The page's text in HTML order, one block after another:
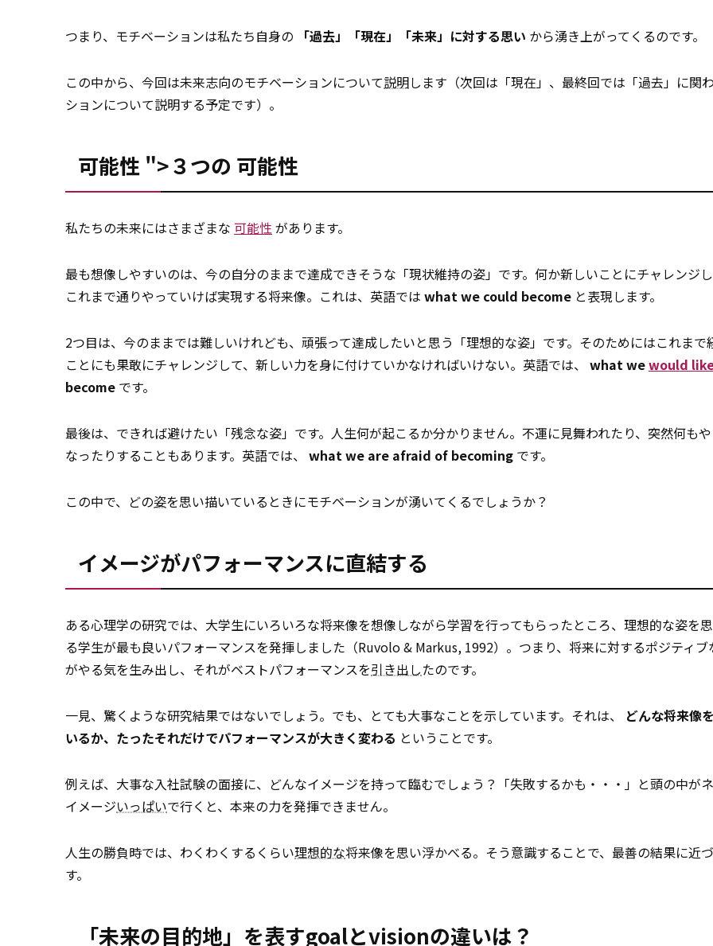
つまり、モチベーションは私たち自身の 「過去」「現在」「未来」に対する思い から湧き上がってくるのです。
この中から、今回は未来志向のモチベーションについて説明します（次回は「現在」、最終回では「過去」に関
ションについて説明する予定です）。
可能性 ">３つの 可能性
私たちの未来にはさまざまな 可能性があります。
最も想像しやすいのは、今の自分のままで達成できそうな「現状維持の姿」です。何か新しいことにチャレンジし
これまで通りやっていけば実現する将来像。これは、英語では what we could become と表現します。
2つ目は、今のままでは難しいけれども、頑張って達成したいと思う「理想的な姿」です。そのためにはこれまで
ことにも果敢にチャレンジして、新しい力を身に付けていかなければいけない。英語では、 what wewould
become です。
最後は、できれば避けたい「残念な姿」です。人生何が起こるか分かりません。不運に見舞われたり、突然何も
なったりすることもあります。英語では、 what we are afraid of becoming です。
この中で、どの姿を思い描いているときにモチベーションが湧いてくるでしょうか？
イメージがパフォーマンスに直結する
ある心理学の研究では、大学生にいろいろな将来像を想像しながら学習を行ってもらったところ、理想的な姿を
る学生が最も良いパフォーマンスを発揮しました（Ruvolo & Markus, 1992）。つまり、将来に対するポジティブ
がやる気を生み出し、それがベストパフォーマンスを引き出したのです。
一見、驚くような研究結果ではないでしょう。でも、とても大事なことを示しています。それは、 どんな将来像
いるか、たったそれだけでパフォーマンスが大きく変わる ということです。
例えば、大事な入社試験の面接に、どんなイメージを持って臨むでしょう？「失敗するかも・・・」と頭の中が
イメージいっぱいで行くと、本来の力を発揮できません。
人生の勝負時では、わくわくするくらい理想的な将来像を思い浮かべる。そう意識することで、最善の結果に近
す。
「未来の目的地」を表すgoalとvisionの違いは？